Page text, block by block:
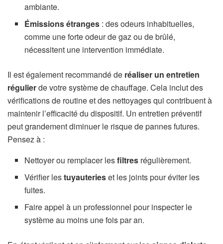
ambiante.
Émissions étranges : des odeurs inhabituelles,
comme une forte odeur de gaz ou de brûlé,
nécessitent une intervention immédiate.
Il est également recommandé de réaliser un entretien
régulierde votre système de chauffage. Cela inclut des
vérifications de routine et des nettoyages qui contribuent à
maintenir l’efficacité du dispositif. Un entretien préventif
peut grandement diminuer le risque de pannes futures.
Pensez à :
Nettoyer ou remplacer lesfiltres régulièrement.
Vérifier lestuyauterieset les joints pour éviter les
fuites.
Faire appel à un professionnel pour inspecter le
système au moins une fois par an.